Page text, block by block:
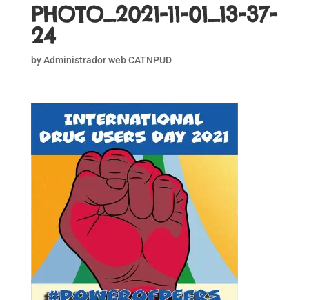
PHOTO_2021-11-01_13-37-
24
byAdministrador web CATNPUD